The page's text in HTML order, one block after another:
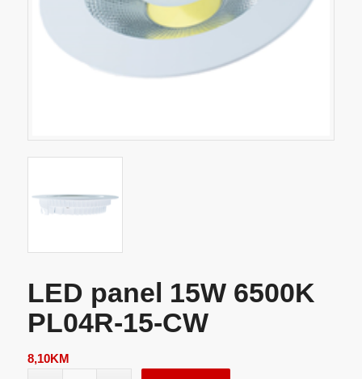
LED panel 15W 6500K
PL04R-15-CW
8,10KM